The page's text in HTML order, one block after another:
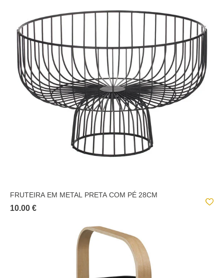
FRUTEIRA EM METAL PRETA COM PÉ 28CM
10.00 €